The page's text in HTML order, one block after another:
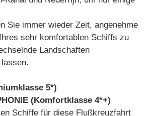
Sie immer wieder Zeit, angenehme
sehr komfortablen Schiffs zu
Landschaften
5*)
(Komfortklasse 4*+)
Schiffe für diese Flußkreuzfahrt